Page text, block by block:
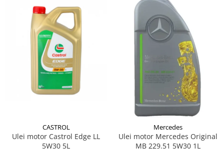
CASTROL
Ulei motor Castrol Edge LL
5W30 5L
Mercedes
Ulei motor Mercedes Original
MB 229.51 5W30 1L